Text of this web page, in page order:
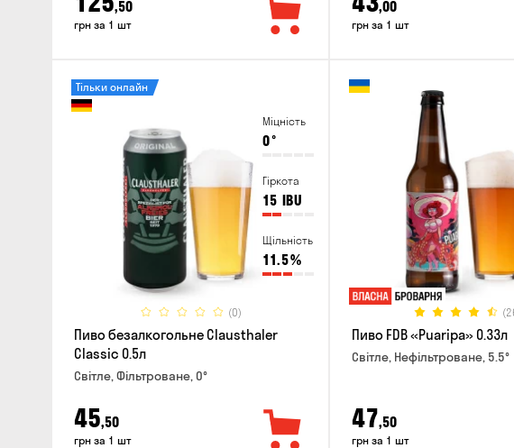
,50
грн за 1 шт
,00
грн за 1 шт
Міцність
0°
Гіркота
15 IBU
Щільність
11.5%
(0)
Тільки онлайн
Пиво безалкогольне Clausthaler
Classic 0.5л
Світле, Фільтроване, 0°
45,50
грн за 1 шт
Пиво FDB «Puaripa» 0.33л
Світле, Нефільтроване, 5.5°
47,50
грн за 1 шт